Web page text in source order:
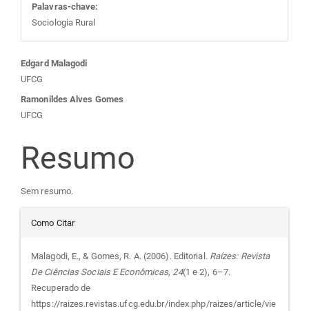
Palavras-chave:
Sociologia Rural
Conteúdo
do
artigo
principal
Edgard Malagodi
UFCG
Ramonildes Alves Gomes
UFCG
Resumo
Sem resumo.
Detalhes
do
artigo
Como Citar
Malagodi, E., & Gomes, R. A. (2006). Editorial. Raízes: Revista
De Ciências Sociais E Econômicas, 24(1 e 2), 6–7.
Recuperado de
https://raizes.revistas.ufcg.edu.br/index.php/raizes/article/vie